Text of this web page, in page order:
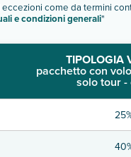
come da termini
e condizioni generali"
TIPOLOGIA
pacchetto con
solo tour